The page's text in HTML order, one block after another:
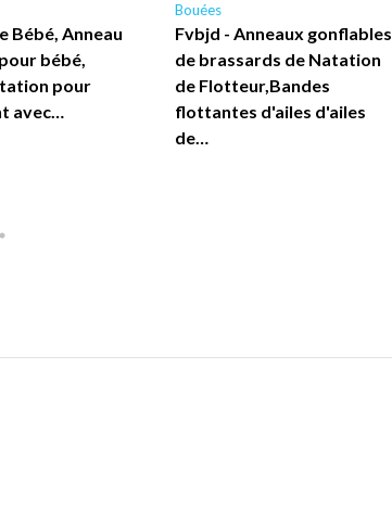
Bébé, Anneau
bébé,
pour
avec…
Bouées
Fvbjd - Anneaux gonflables
de brassards de Natation
de Flotteur,Bandes
flottantes d'ailes d'ailes
de…